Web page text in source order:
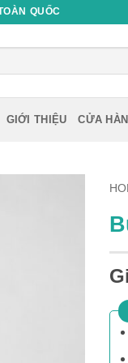
QUỐC
GIỚI THIỆU CỬA